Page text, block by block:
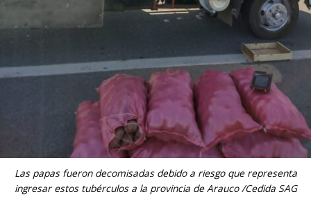
Las papas fueron decomisadas debido a riesgo que representa
ingresar estos tubérculos a la provincia de Arauco /Cedida SAG